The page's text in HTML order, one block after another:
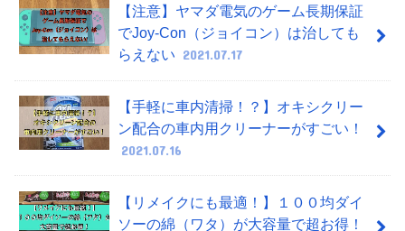
【注意】ヤマダ電気のゲーム長期保証
でJoy-Con（ジョイコン）は治しても
らえない 2021.07.17
【手軽に車内清掃！？】オキシクリー
ン配合の車内用クリーナーがすごい！
2021.07.16
【リメイクにも最適！】１００均ダイ
ソーの綿（ワタ）が大容量で超お得！